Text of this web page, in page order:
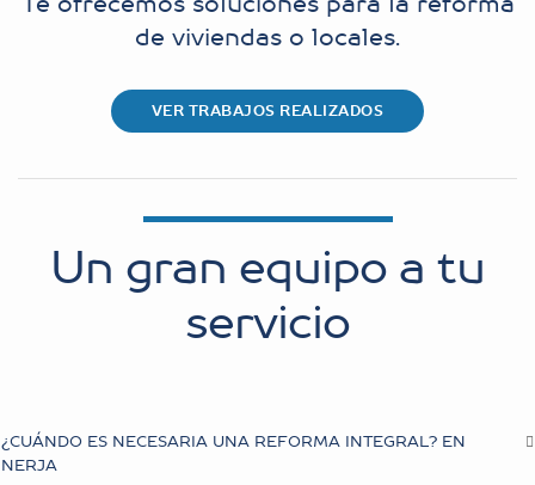
de viviendas o locales.
VER TRABAJOS REALIZADOS
Un gran equipo a tu
servicio
¿CUÁNDO ES NECESARIA UNA REFORMA INTEGRAL? EN
NERJA